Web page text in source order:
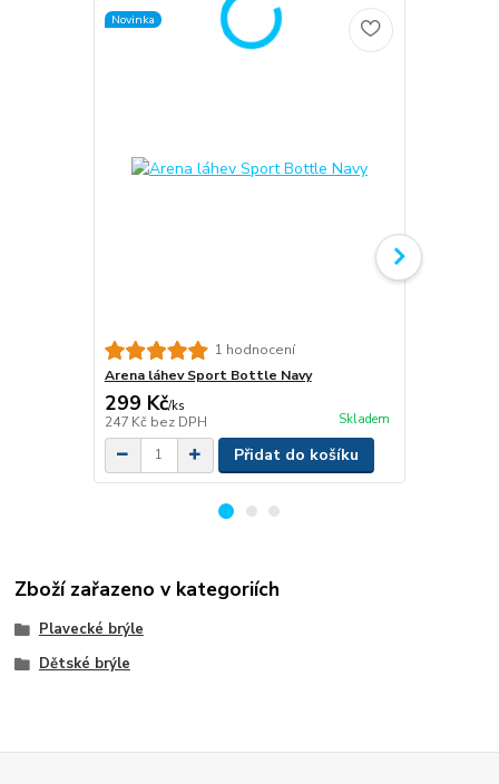
Novinka
1 hodnocení
Arena láhev Sport Bottle Navy
299 Kč/ks
247 Kč bez DPH Skladem
Přidat do košíku
Zboží zařazeno v kategoriích
Plavecké brýle
Dětské brýle